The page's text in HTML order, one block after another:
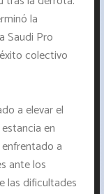
la
Saudi Pro
colectivo
a elevar el
en
a
ante los
las dificultades